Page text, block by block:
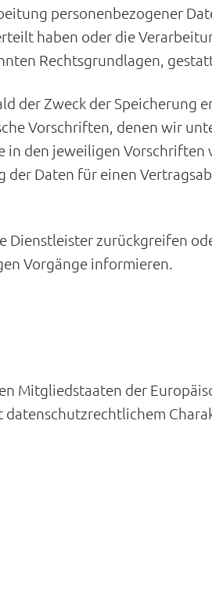
personenbezogener
haben oder die
Rechtsgrundlagen,
der Zweck der Speicherung
Vorschriften, denen wir
den jeweiligen
Daten für einen
zurückgreifen
Vorgänge informieren.
Mitgliedstaaten der